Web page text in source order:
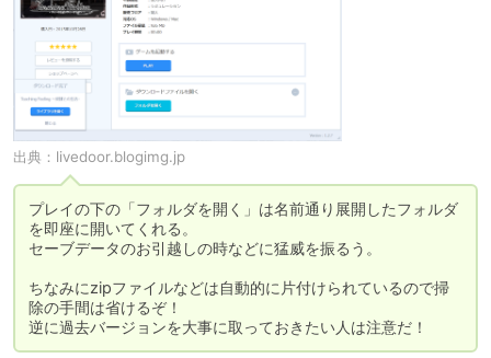
出典： livedoor.blogimg.jp
プレイの下の「フォルダを開く」は名前通り展開したフォルダ
を即座に開いてくれる。
セーブデータのお引越しの時などに猛威を振るう。
ちなみにzipファイルなどは自動的に片付けられているので掃
除の手間は省けるぞ！
逆に過去バージョンを大事に取っておきたい人は注意だ！